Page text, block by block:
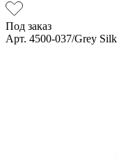
Под заказ
Арт. 4500-037/Grey Silk